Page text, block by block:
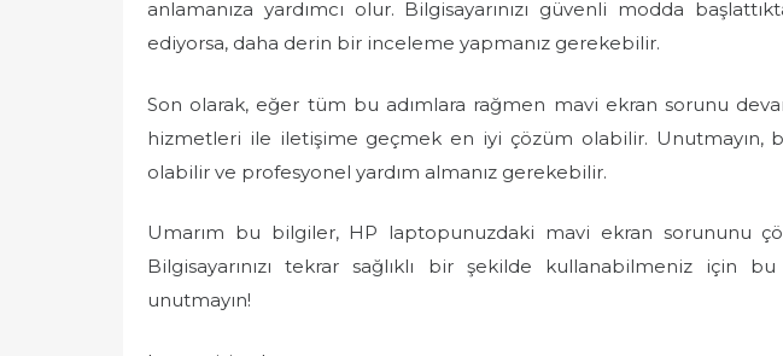
anlamanıza yardımcı olur. Bilgisayarınızı güvenli modda
ediyorsa, daha derin bir inceleme yapmanız gerekebilir.
Son olarak, eğer tüm bu adımlara rağmen mavi ekran sorunu
hizmetleri ile iletişime geçmek en iyi çözüm olabilir. Unutmayın,
olabilir ve profesyonel yardım almanız gerekebilir.
Umarım bu bilgiler, HP laptopunuzdaki mavi ekran sorununu
Bilgisayarınızı tekrar sağlıklı bir şekilde kullanabilmeniz için
unutmayın!